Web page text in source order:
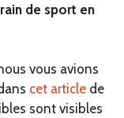
de sport en
vous avions
cet article de
sont visibles